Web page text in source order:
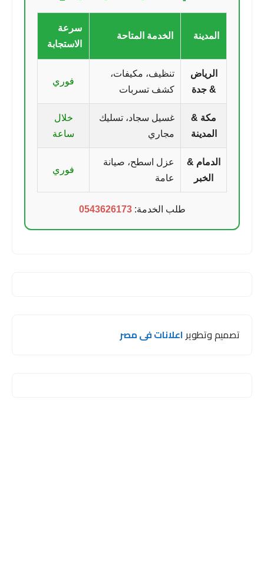
المدينة الخدمة المتاحة
سرعة
الاستجابة
الرياض
& جدة
تنظيف، مكيفات،
كشف تسربات
فوري
مكة &
المدينة
غسيل سجاد، تسليك
مجاري
خلال
ساعة
الدمام &
الخبر
عزل اسطح، صيانة
عامة
فوري
طلب الخدمة:0543626173
تصميم وتطويراعلانات فى مصر